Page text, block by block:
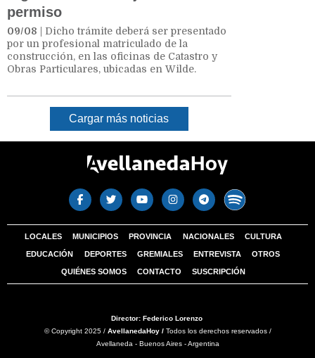
permiso
09/08 | Dicho trámite deberá ser presentado
por un profesional matriculado de la
construcción, en las oficinas de Catastro y
Obras Particulares, ubicadas en Wilde.
Cargar más noticias
LOCALES MUNICIPIOS PROVINCIA NACIONALES CULTURA
EDUCACIÓN DEPORTES GREMIALES ENTREVISTA OTROS
QUIÉNES SOMOS CONTACTO SUSCRIPCIÓN
Director: Federico Lorenzo
© Copyright 2025 / AvellanedaHoy /Todos los derechos reservados /
Avellaneda - Buenos Aires - Argentina